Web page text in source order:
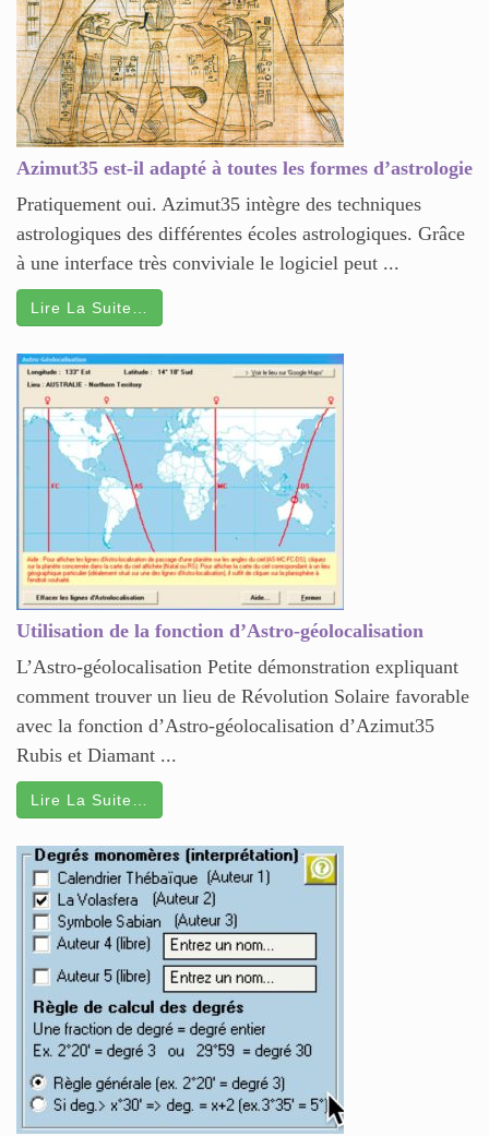
Azimut35 est-il adapté à toutes les formes d’astrologie
Pratiquement oui. Azimut35 intègre des techniques
astrologiques des différentes écoles astrologiques. Grâce
à une interface très conviviale le logiciel peut ...
Lire La Suite…
Utilisation de la fonction d’Astro-géolocalisation
L’Astro-géolocalisation Petite démonstration expliquant
comment trouver un lieu de Révolution Solaire favorable
avec la fonction d’Astro-géolocalisation d’Azimut35
Rubis et Diamant ...
Lire La Suite…